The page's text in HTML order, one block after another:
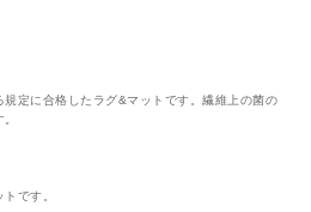
規定に合格したラグ&マットです。繊維上の菌の
です。